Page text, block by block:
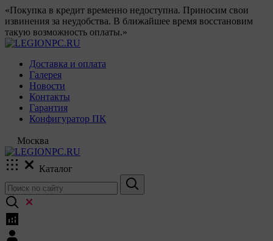
«Покупка в кредит временно недоступна. Приносим свои
извинения за неудобства. В ближайшее время восстановим
такую возможность оплаты.»
Доставка и оплата
Галерея
Новости
Контакты
Гарантия
Конфигуратор ПК
Москва
Каталог